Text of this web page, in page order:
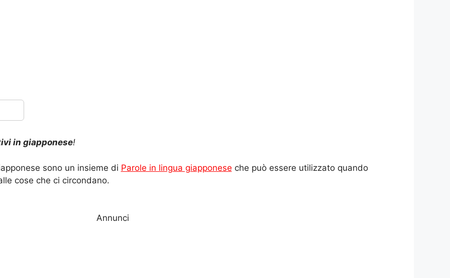
in giapponese!
sono un insieme di Parole in lingua giapponese che può essere utilizzato quando
cose che ci circondano.
Annunci